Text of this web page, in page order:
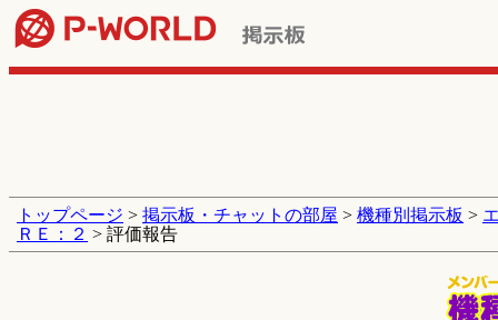
トップページ > 掲示板・チャットの部屋 > 機種別掲示板 >
ＲＥ：２ > 評価報告